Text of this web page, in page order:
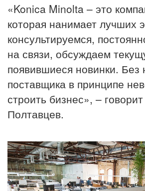
«Konica Minolta – это
которая нанимает лучших
консультируемся,
на связи, обсуждаем
появившиеся новинки. Без
поставщика в принципе
строить бизнес», –
Полтавцев.